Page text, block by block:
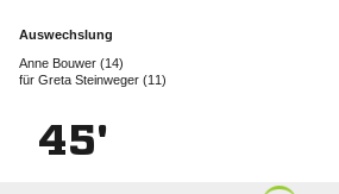
Auswechslung
  
für  
45'